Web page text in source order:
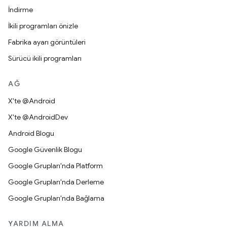
İndirme
İkili programları önizle
Fabrika ayarı görüntüleri
Sürücü ikili programları
AĞ
X'te @Android
X'te @AndroidDev
Android Blogu
Google Güvenlik Blogu
Google Grupları'nda Platform
Google Grupları'nda Derleme
Google Grupları'nda Bağlama
YARDIM ALMA